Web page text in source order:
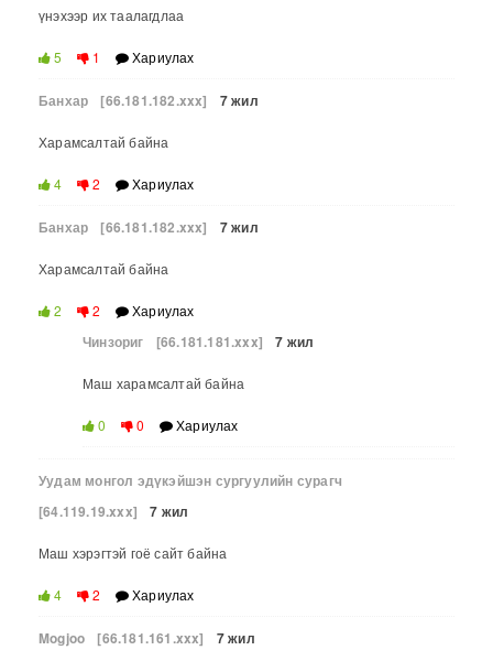
үнэхээр их таалагдлаа
5 1 Хариулах
Банхар [66.181.182.xxx] 7 жил
Харамсалтай байна
4 2 Хариулах
Банхар [66.181.182.xxx] 7 жил
Харамсалтай байна
2 2 Хариулах
Чинзориг [66.181.181.xxx] 7 жил
Маш харамсалтай байна
0 0 Хариулах
Уудам монгол эдүкэйшэн сургуулийн сурагч
[64.119.19.xxx]
7 жил
Маш хэрэгтэй гоё сайт байна
4 2 Хариулах
Mogjoo [66.181.161.xxx] 7 жил